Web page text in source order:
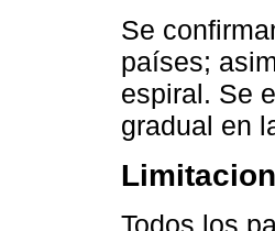
Se
países;
espiral. Se
gradual en
Todos los